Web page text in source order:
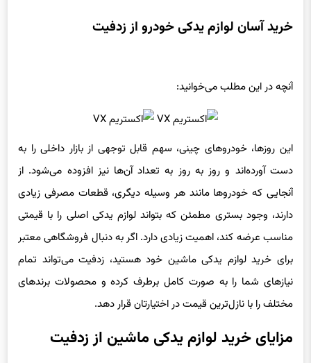
خرید آسان لوازم یدکی خودرو از زدفیت
آنچه در این مطلب می‌خوانید:
این روزها، خودروهای چینی، سهم قابل توجهی از بازار داخلی را به
دست آورده‌اند و روز به روز به تعداد آن‌ها نیز افزوده می‌شود. از
آنجایی که خودروها مانند هر وسیله دیگری، قطعات مصرفی زیادی
دارند، وجود بستری مطمئن که بتواند لوازم یدکی اصلی را با قیمتی
مناسب عرضه کند، اهمیت زیادی دارد. اگر به دنبال فروشگاهی معتبر
برای خرید لوازم یدکی ماشین خود هستید، زدفیت می‌تواند تمام
نیازهای شما را به صورت کامل برطرف کرده و محصولات برندهای
مختلف را با نازل‌ترین قیمت در اختیارتان قرار دهد.
مزایای خرید لوازم یدکی ماشین از زدفیت